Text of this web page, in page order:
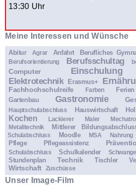
13:30 Uhr
Meine Interessen und Wünsche
Abitur Agrar Anfahrt Berufliches
Berufsorientierung Berufsschultag
Computer Einschulung
Elektrotechnik
Erasmus+
Fachhochschulreife Farben Ferien
Gartenbau Gastronomie
Hauptschulabschluss Hauswirtschaft
Kochen Lackierer Maler
Metalltechnik Mittlerer
Schulabschluss
Moodle MSA Nahrung
Pflege Pflegeassistenz
Schulabschluss Schulkalender
Stundenplan
Technik Tischler
Wirtschaft Zuschüsse
Unser Image-Film